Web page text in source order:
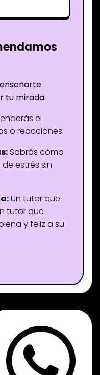
tu mirada.
el
o reacciones.
Sabrás cómo
estrés sin
Un tutor que
tutor que
y feliz a su